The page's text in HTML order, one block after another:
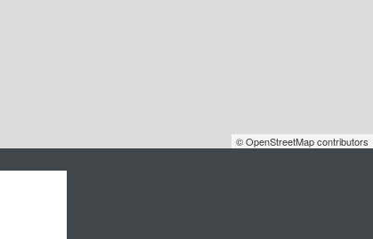
© OpenStreetMap contributors